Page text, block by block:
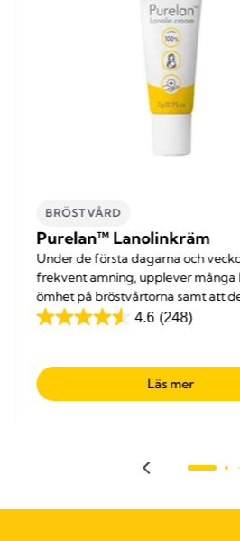
BRÖSTVÅRD
Purelan™ Lanolinkräm
Under de första dagarna och
frekvent amning, upplever många
ömhet på bröstvårtorna samt att
hudpartier.
4.6 (248)
4.6
5
stjärnor.
Läs mer